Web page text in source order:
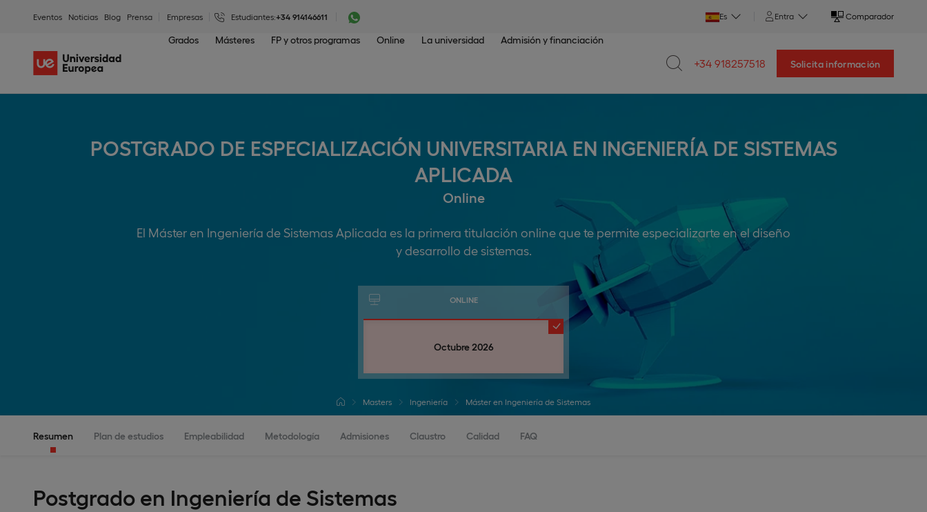
Eventos Noticias Blog Prensa Empresas Estudiantes:+34 914146611 Es Entra Comparador
Grados Másteres FP y otros programas Online La universidad Admisión y financiación
+34 918257518 Solicita información
POSTGRADO DE ESPECIALIZACIÓN UNIVERSITARIA EN INGENIERÍA DE SISTEMAS
APLICADA
Online
El Máster en Ingeniería de Sistemas Aplicada es la primera titulación online que te permite especializarte en el diseño
y desarrollo de sistemas.
ONLINE
Octubre 2026
Masters Ingeniería Máster en Ingeniería de Sistemas
Resumen Plan de estudios Empleabilidad Metodología Admisiones Claustro Calidad FAQ
Postgrado en Ingeniería de Sistemas